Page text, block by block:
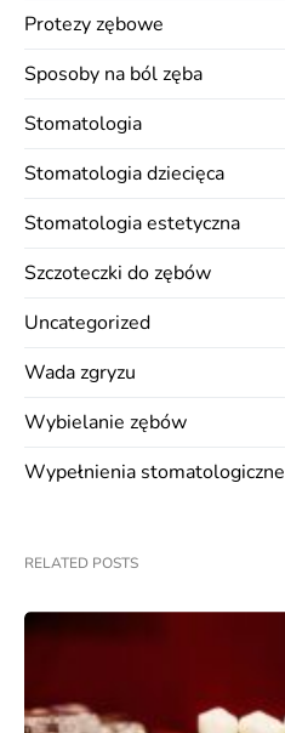
Protezy zębowe
Sposoby na ból zęba
Stomatologia
Stomatologia dziecięca
Stomatologia estetyczna
Szczoteczki do zębów
Uncategorized
Wada zgryzu
Wybielanie zębów
Wypełnienia stomatologiczne
RELATED POSTS